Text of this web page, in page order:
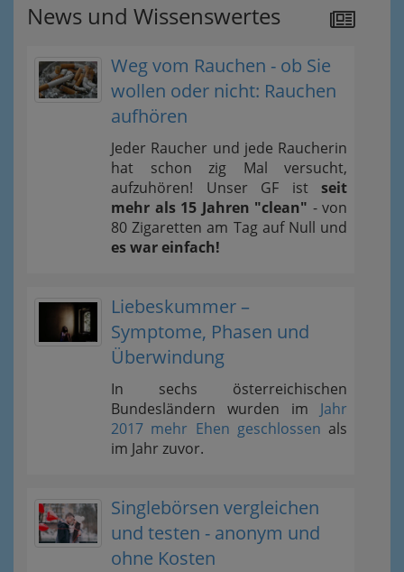
News und Wissenswertes
Weg vom Rauchen - ob Sie
wollen oder nicht: Rauchen
aufhören
Jeder Raucher und jede Raucherin
hat schon zig Mal versucht,
aufzuhören! Unser GF ist seit
mehr als 15 Jahren "clean" - von
80 Zigaretten am Tag auf Null und
es war einfach!
Liebeskummer –
Symptome, Phasen und
Überwindung
In sechs österreichischen
Bundesländern wurden im Jahr
2017 mehr Ehen geschlossen als
im Jahr zuvor.
Singlebörsen vergleichen
und testen - anonym und
ohne Kosten